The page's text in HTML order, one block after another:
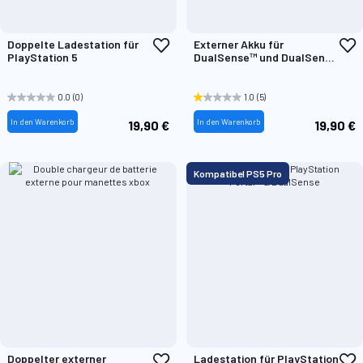
Doppelte Ladestation für
PlayStation 5
Zur
Wunschliste
0.0 (0)
19,90 €
In den Warenkorb
Externer Akku für
DualSense™ und DualSense
1.0 (5)
19,90 €
In den Warenkorb
Doppelter externer
Zur
Kompatibel PS5 Pro
Ladestation für PlayStation